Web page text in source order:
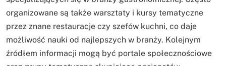
organizowane są także warsztaty i kursy tematyczne
przez znane restauracje czy szefów kuchni, co daje
możliwość nauki od najlepszych w branży. Kolejnym
źródłem informacji mogą być portale społecznościowe